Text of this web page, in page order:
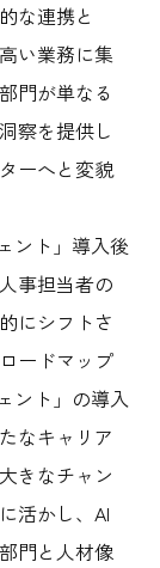
な連携と
い業務に集
門が単なる
察を提供し
ーへと変貌
ント」導入後
事担当者の
にシフトさ
ードマップ
ント」の導入
なキャリア
きなチャン
活かし、AI
門と人材像